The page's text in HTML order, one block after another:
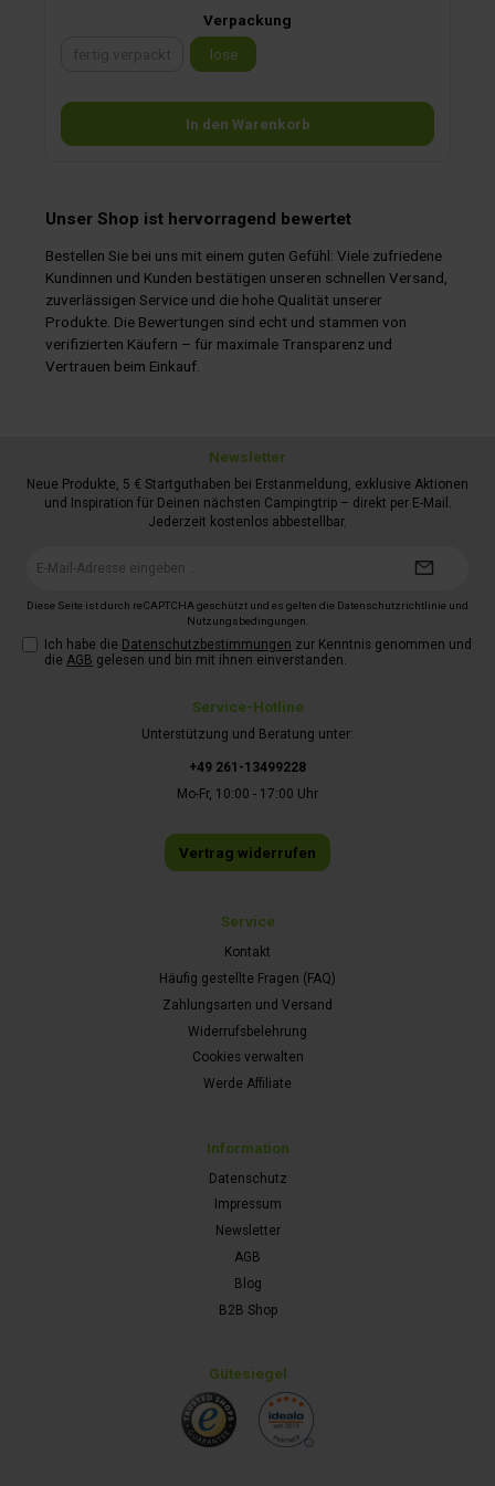
Verpackung
(Diese Option ist zurzeit nicht verfügbar.)
lose
In den Warenkorb
Unser Shop ist hervorragend bewertet
Bestellen Sie bei uns mit einem guten Gefühl: Viele zufriedene
Kundinnen und Kunden bestätigen unseren schnellen Versand,
zuverlässigen Service und die hohe Qualität unserer
Produkte. Die Bewertungen sind echt und stammen von
verifizierten Käufern – für maximale Transparenz und
Vertrauen beim Einkauf.
Service-Hotline
Unterstützung und Beratung unter:
+49 261-13499228
Mo-Fr, 10:00 - 17:00 Uhr
Vertrag widerrufen
Service
Kontakt
Häufig gestellte Fragen (FAQ)
Zahlungsarten und Versand
Widerrufsbelehrung
Cookies verwalten
Werde Affiliate
Information
Datenschutz
Impressum
Newsletter
AGB
Blog
B2B Shop
Gütesiegel
Newsletter
Neue Produkte, 5 € Startguthaben bei Erstanmeldung, exklusive Aktionen
und Inspiration für Deinen nächsten Campingtrip – direkt per E-Mail.
Jederzeit kostenlos abbestellbar.
Diese Seite ist durch reCAPTCHA geschützt und es gelten die Datenschutzrichtlinie und
Nutzungsbedingungen.
Ich habe die Datenschutzbestimmungen zur Kenntnis genommen und
die AGB gelesen und bin mit ihnen einverstanden.